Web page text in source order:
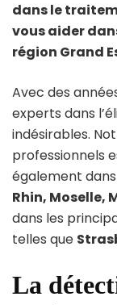
dans le
vous aider
région Grand
Avec des
experts dans
indésirables.
professionnels
également
Rhin, Moselle,
dans les
telles que
La